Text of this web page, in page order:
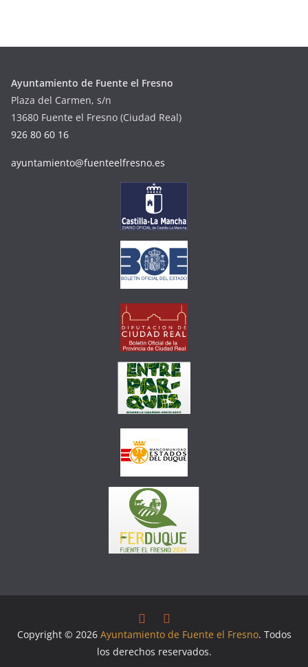
Ayuntamiento de Fuente el Fresno
Plaza del Carmen, s/n
13680 Fuente el Fresno (Ciudad Real)
926 80 60 16
ayuntamiento@fuenteelfresno.es
Copyright © 2026 Ayuntamiento de Fuente el Fresno. Todos
los derechos reservados.